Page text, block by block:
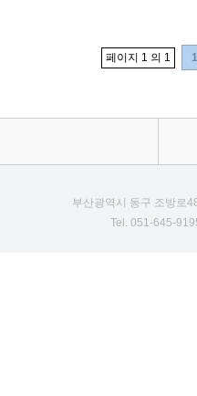
페이지 1 의 1 1
부산광역시 동구 조방로
Tel. 051-645-